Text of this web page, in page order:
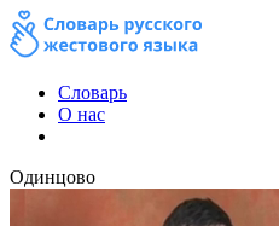
Словарь
О нас
Одинцово